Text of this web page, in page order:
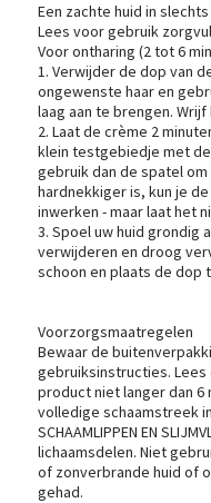
Een zachte huid in
Lees voor gebruik
Voor ontharing (2 tot 6
1. Verwijder de dop van
ongewenste haar en
laag aan te brengen.
2. Laat de crème 2
klein testgebiedje met
gebruik dan de spatel
hardnekkiger is, kun je
inwerken - maar laat het
3. Spoel uw huid grondig
verwijderen en droog
schoon en plaats de dop
Voorzorgsmaatregelen
Bewaar de
gebruiksinstructies.
product niet langer dan 6
volledige schaamstreek
SCHAAMLIPPEN EN
lichaamsdelen. Niet
of zonverbrande huid of
gehad.